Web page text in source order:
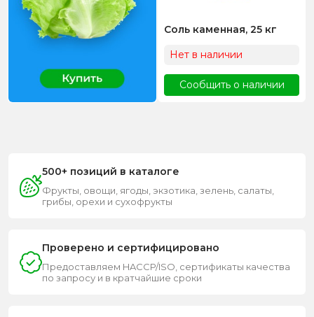
Соль каменная, 25 кг
Нет в наличии
Сообщить о наличии
500+ позиций в каталоге
Фрукты, овощи, ягоды, экзотика, зелень, салаты,
грибы, орехи и сухофрукты
Проверено и сертифицировано
Предоставляем HACCP/ISO, сертификаты качества
по запросу и в кратчайшие сроки